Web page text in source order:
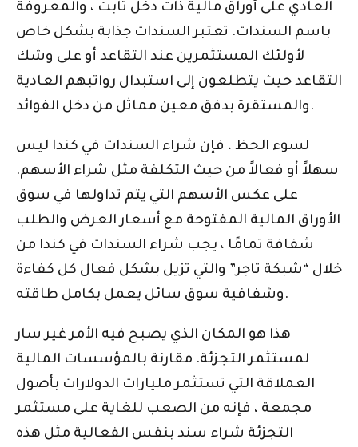
العادي على أوراق مالية ذات دخل ثابت ، والمعروفة
باسم السندات. تعتبر السندات جذابة بشكل خاص
لأولئك المستثمرين عند التقاعد أو على وشك
التقاعد حيث يتطلعون إلى استبدال رواتبهم العادية
والمستقرة بدفق معين مماثل من دخل الفوائد.
لسوء الحظ ، فإن شراء السندات في كندا ليس
سهلاً أو فعالاً من حيث التكلفة مثل شراء الأسهم.
على عكس الأسهم التي يتم تداولها في سوق
الأوراق المالية المفتوحة مع أسعار العرض والطلب
شفافة تمامًا ، يجب شراء السندات في كندا من
خلال “شبكة تاجر” والتي تزيل بشكل فعال كل كفاءة
وشفافية سوق سائل يعمل بكامل طاقته.
هذا هو المكان الذي يصبح فيه الأمر غير سار
لمستثمر التجزئة. مقارنة بالمؤسسات المالية
العملاقة التي تستثمر مليارات الدولارات بأصول
مجمعة ، فإنه من الصعب للغاية على مستثمر
التجزئة شراء سند بنفس الفعالية مثل هذه